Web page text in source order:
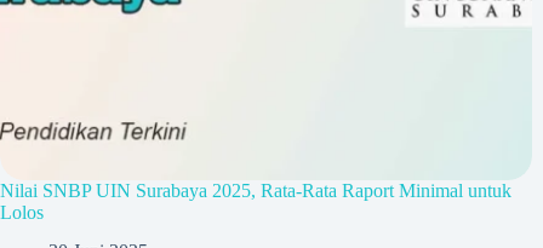
Nilai SNBP UIN Surabaya 2025, Rata-Rata Raport Minimal untuk
Lolos